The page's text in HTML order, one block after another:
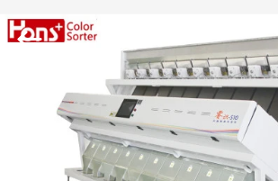
HUIS
PRODUCTEN
Optoelectronic
High-
tech